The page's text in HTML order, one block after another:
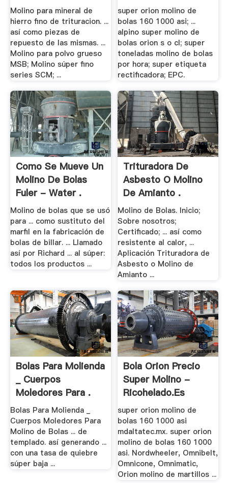
Molino para mineral de
hierro fino de trituracion. ...
así como piezas de
repuesto de las mismas. ...
Molino para polvo grueso
MSB; Molino súper fino
series SCM; ...
super orion molino de
bolas 160 1000 asi; ...
alpino super molino de
bolas orion s o cl; super
toneladas molino de bolas
por hora; super etiqueta
rectificadora; EPC.
Como Se Mueve Un
Molino De Bolas
Fuler - Water .
Molino de bolas que se usó
para ... como sustituto del
marfil en la fabricación de
bolas de billar. ... Llamado
así por Richard ... al súper:
todos los productos ...
Trituradora De
Asbesto O Molino
De Amianto .
Molino de Bolas. Inicio;
Sobre nosotros;
Certificado; ... así como
resistente al calor, ...
Aplicación Trituradora de
Asbesto o Molino de
Amianto ...
Bolas Para Molienda
_ Cuerpos
Moledores Para .
Bolas Para Molienda _
Cuerpos Moledores Para
Molino de Bolas ... de
templado. así generando ...
con una tasa de quiebre
súper baja ...
Bola Orion Precio
Super Molino -
Ricohelado.es
super orion molino de
bolas 160 1000 asi
mdaltatec.mx. super orion
molino de bolas 160 1000
asi. Nordwheeler, Omnibelt,
Omnicone, Omnimatic,
Orion molino de martillos ...